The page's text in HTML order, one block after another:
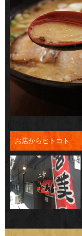
お店からヒトコト